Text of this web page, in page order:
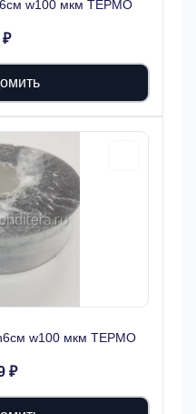
w100 мкм ТЕРМО
₽
w100 мкм ТЕРМО
₽